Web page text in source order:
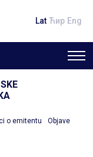
Lat Ћир Eng
o emitentu
Objave